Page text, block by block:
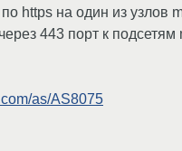
https на один из узлов
443 порт к
as/AS8075